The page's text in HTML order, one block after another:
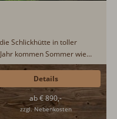
Schlickhütte in toller
kommen Sommer wie
um hier einen
genießen zu können.
Ein Frühstückservice
ab € 890,-
zzgl. Nebenkosten
Details